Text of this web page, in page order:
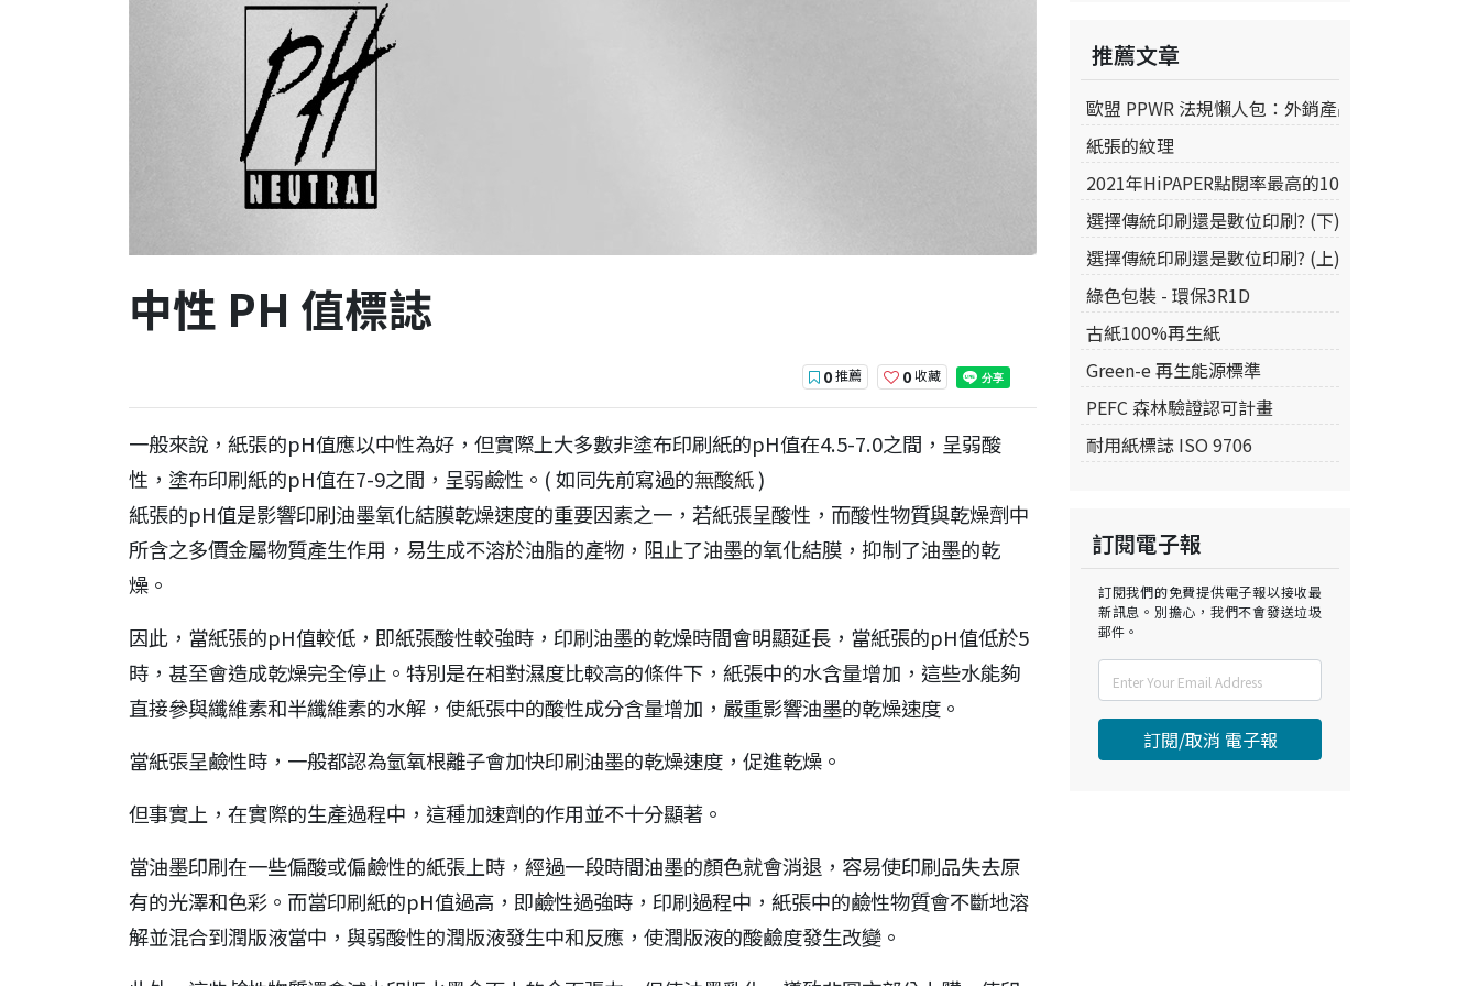
中性 PH 值標誌
0推薦 0 收藏
一般來說，紙張的pH值應以中性為好，但實際上大多數非塗布印刷紙的pH值在4.5-7.0之間，呈弱酸
性，塗布印刷紙的pH值在7-9之間，呈弱鹼性。( 如同先前寫過的無酸紙)
紙張的pH值是影響印刷油墨氧化結膜乾燥速度的重要因素之一，若紙張呈酸性，而酸性物質與乾燥劑中
所含之多價金屬物質產生作用，易生成不溶於油脂的產物，阻止了油墨的氧化結膜，抑制了油墨的乾
燥。
因此，當紙張的pH值較低，即紙張酸性較強時，印刷油墨的乾燥時間會明顯延長，當紙張的pH值低於5
時，甚至會造成乾燥完全停止。特別是在相對濕度比較高的條件下，紙張中的水含量增加，這些水能夠
直接參與纖維素和半纖維素的水解，使紙張中的酸性成分含量增加，嚴重影響油墨的乾燥速度。
當紙張呈鹼性時，一般都認為氫氧根離子會加快印刷油墨的乾燥速度，促進乾燥。
但事實上，在實際的生產過程中，這種加速劑的作用並不十分顯著。
當油墨印刷在一些偏酸或偏鹼性的紙張上時，經過一段時間油墨的顏色就會消退，容易使印刷品失去原
有的光澤和色彩。而當印刷紙的pH值過高，即鹼性過強時，印刷過程中，紙張中的鹼性物質會不斷地溶
解並混合到潤版液當中，與弱酸性的潤版液發生中和反應，使潤版液的酸鹼度發生改變。
推薦文章
歐盟 PPWR 法規懶人包：外銷產品如何選對環保
紙張的紋理
2021年HiPAPER點閱率最高的10款美術紙
選擇傳統印刷還是數位印刷? (下)
選擇傳統印刷還是數位印刷? (上)
綠色包裝 - 環保3R1D
古紙100%再生紙
Green-e 再生能源標準
PEFC 森林驗證認可計畫
耐用紙標誌 ISO 9706
訂閱電子報
訂閱我們的免費提供電子報以接收最
新訊息。別擔心，我們不會發送垃圾
郵件。
訂閱/取消 電子報